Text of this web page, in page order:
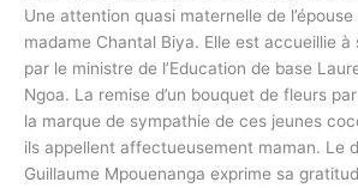
Une attention quasi maternelle de l’épouse
madame Chantal Biya. Elle est accueillie
par le ministre de l’Education de base
Ngoa. La remise d’un bouquet de fleurs
la marque de sympathie de ces jeunes
ils appellent affectueusement maman. Le
Guillaume Mpouenanga exprime sa